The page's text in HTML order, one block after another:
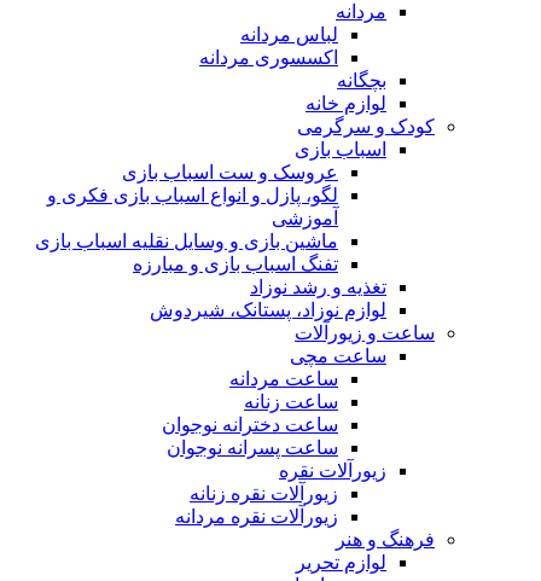
مردانه
لباس مردانه
اکسسوری مردانه
بچگانه
لوازم خانه
کودک و سرگرمی
اسباب بازی
عروسک و ست اسباب بازی
لگو، پازل و انواع اسباب بازی فکری و
آموزشی
ماشین بازی و وسایل نقلیه اسباب بازی
تفنگ اسباب بازی و مبارزه
تغذیه و رشد نوزاد
لوازم نوزاد، پستانک، شیردوش
ساعت و زیور‌آلات
ساعت مچی
ساعت مردانه
ساعت زنانه
ساعت دخترانه نوجوان
ساعت پسرانه نوجوان
زیورآلات نقره
زیورآلات نقره زنانه
زیورآلات نقره مردانه
فرهنگ و هنر
لوازم تحریر